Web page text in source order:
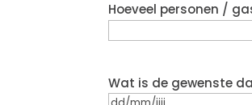
Hoeveel personen /
Wat is de gewenste